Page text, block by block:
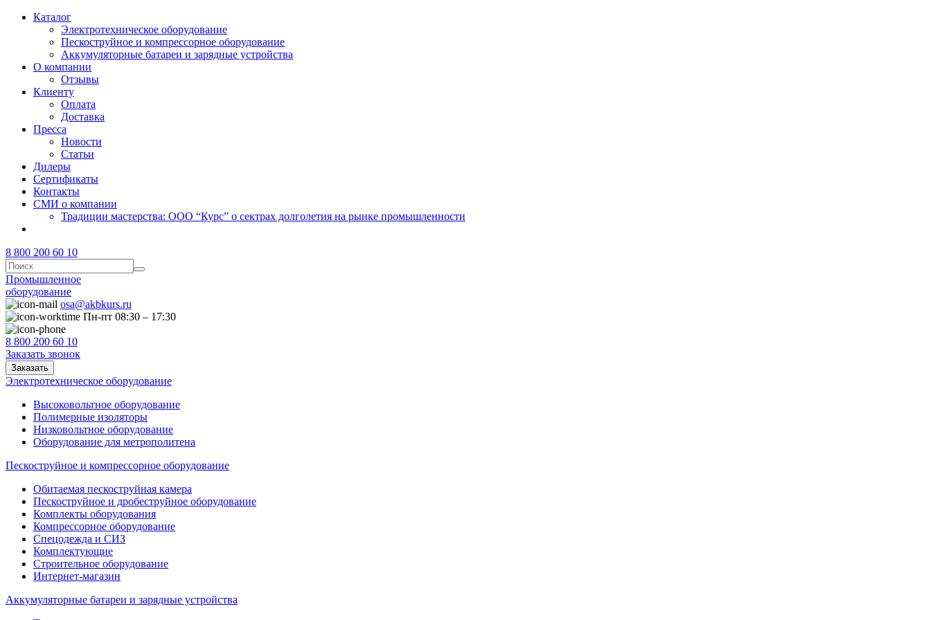
Каталог
Электротехническое оборудование
Пескоструйное и компрессорное оборудование
Аккумуляторные батареи и зарядные устройства
О компании
Отзывы
Клиенту
Оплата
Доставка
Пресса
Новости
Статьи
Дилеры
Сертификаты
Контакты
СМИ о компании
Традиции мастерства: ООО “Курс” о сектрах долголетия на рынке промышленности
8 800 200 60 10
Промышленное
оборудование
osa@akbkurs.ru
Пн-пт 08:30 – 17:30
8 800 200 60 10
Заказать звонок
Заказать
Электротехническое оборудование
Высоковольтное оборудование
Полимерные изоляторы
Низковольтное оборудование
Оборудование для метрополитена
Пескоструйное и компрессорное оборудование
Обитаемая пескоструйная камера
Пескоструйное и дробеструйное оборудование
Комплекты оборудования
Компрессорное оборудование
Спецодежда и СИЗ
Комплектующие
Строительное оборудование
Интернет-магазин
Аккумуляторные батареи и зарядные устройства